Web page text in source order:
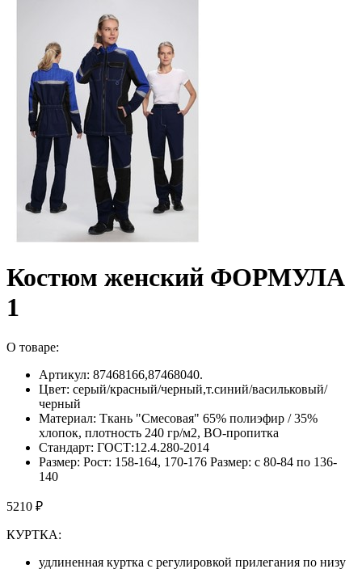
Костюм женский ФОРМУЛА
1
О товаре:
Артикул: 87468166,87468040.
Цвет: серый/красный/черный,т.синий/васильковый/
черный
Материал: Ткань "Смесовая" 65% полиэфир / 35%
хлопок, плотность 240 гр/м2, ВО-пропитка
Стандарт: ГОСТ:12.4.280-2014
Размер: Рост: 158-164, 170-176 Размер: с 80-84 по 136-
140
5210 ₽
КУРТКА:
удлиненная куртка с регулировкой прилегания по низу